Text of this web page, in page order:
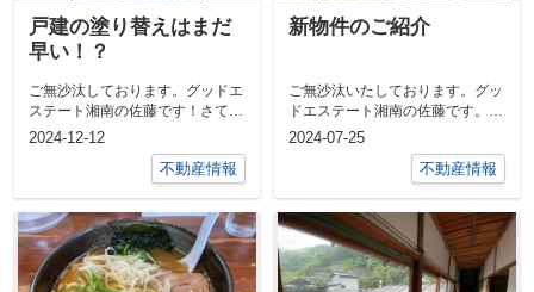
戸建の塗り替えはまだ
早い！？
ご無沙汰しております。グッドエ
ステート湘南の佐藤です！さて、
師走という事で憂鬱になってくる
2024-12-12
不動産情報
新物件のご紹介
ご無沙汰いたしております。グッ
ドエステート湘南の佐藤です。本
日は新規不動産情報のご連絡で
2024-07-25
不動産情報